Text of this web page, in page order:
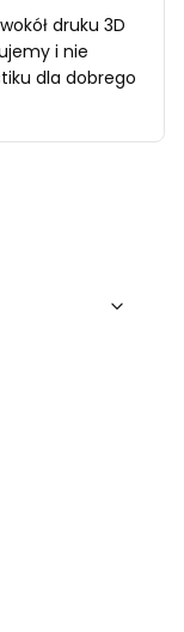
druku 3D
i nie
dla dobrego